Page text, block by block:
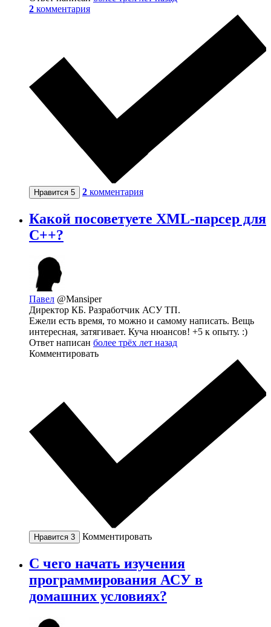
2 комментария
Нравится 5 2 комментария
Какой посоветуете XML-парсер для
C++?
Павел @Mansiper
Директор КБ. Разработчик АСУ ТП.
Ежели есть время, то можно и самому написать. Вещь
интересная, затягивает. Куча нюансов! +5 к опыту. :)
Ответ написан более трёх лет назад
Комментировать
Нравится 3 Комментировать
С чего начать изучения
программирования АСУ в
домашних условиях?